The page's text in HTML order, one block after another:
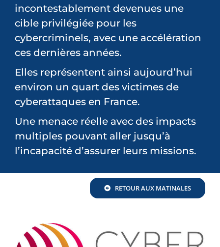
incontestablement devenues une
cible privilégiée pour les
cybercriminels, avec une accélération
ces dernières années.
Elles représentent ainsi aujourd’hui
environ un quart des victimes de
cyberattaques en France.
Une menace réelle avec des impacts
multiples pouvant aller jusqu’à
l’incapacité d’assurer leurs missions.
RETOUR AUX MATINALES